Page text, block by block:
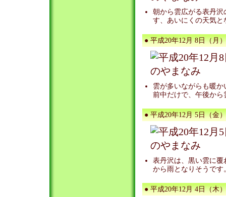
朝から雲広がる表丹
す、あいにくの天気と
● 平成20年12月 8日（月
雲が多いながらも暖
前中だけで、午後か
● 平成20年12月 5日（金
表丹沢は、黒い雲に
から雨となりそうです
● 平成20年12月 4日（木